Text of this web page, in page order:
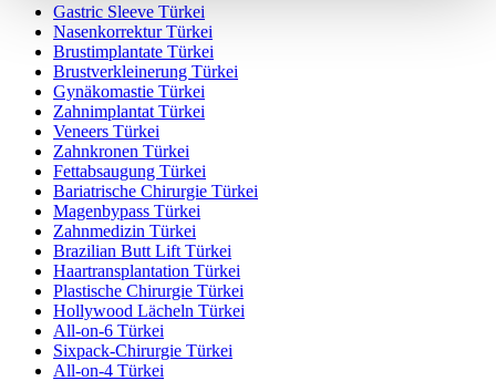
Gastric Sleeve Türkei
Nasenkorrektur Türkei
Brustimplantate Türkei
Brustverkleinerung Türkei
Gynäkomastie Türkei
Zahnimplantat Türkei
Veneers Türkei
Zahnkronen Türkei
Fettabsaugung Türkei
Bariatrische Chirurgie Türkei
Magenbypass Türkei
Zahnmedizin Türkei
Brazilian Butt Lift Türkei
Haartransplantation Türkei
Plastische Chirurgie Türkei
Hollywood Lächeln Türkei
All-on-6 Türkei
Sixpack-Chirurgie Türkei
All-on-4 Türkei